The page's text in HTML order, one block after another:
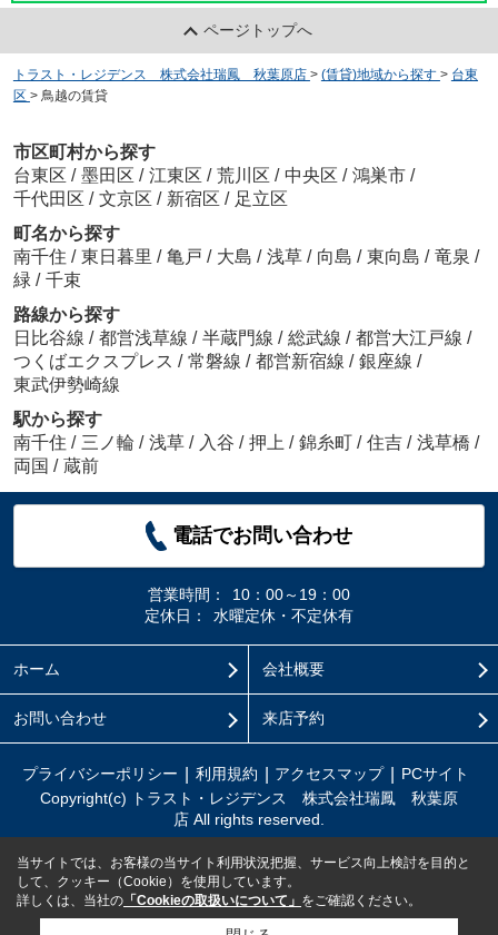
ページトップへ
トラスト・レジデンス 株式会社瑞鳳 秋葉原店 > (賃貸)地域から探す > 台東
区 > 鳥越の賃貸
市区町村から探す
台東区 / 墨田区 / 江東区 / 荒川区 / 中央区 / 鴻巣市 /
千代田区 / 文京区 / 新宿区 / 足立区
町名から探す
南千住 / 東日暮里 / 亀戸 / 大島 / 浅草 / 向島 / 東向島 / 竜泉 /
緑 / 千束
路線から探す
日比谷線 / 都営浅草線 / 半蔵門線 / 総武線 / 都営大江戸線 /
つくばエクスプレス / 常磐線 / 都営新宿線 / 銀座線 /
東武伊勢崎線
駅から探す
南千住 / 三ノ輪 / 浅草 / 入谷 / 押上 / 錦糸町 / 住吉 / 浅草橋 /
両国 / 蔵前
電話でお問い合わせ
営業時間：
10：00～19：00
定休日：
水曜定休・不定休有
ホーム 会社概要
お問い合わせ 来店予約
プライバシーポリシー 利用規約 アクセスマップ
PCサイト
Copyright(c) トラスト・レジデンス 株式会社瑞鳳 秋葉原
店 All rights reserved.
当サイトでは、お客様の当サイト利用状況把握、サービス向上検討を目的と
して、クッキー（Cookie）を使用しています。
詳しくは、当社の 「Cookieの取扱いについて」 をご確認ください。